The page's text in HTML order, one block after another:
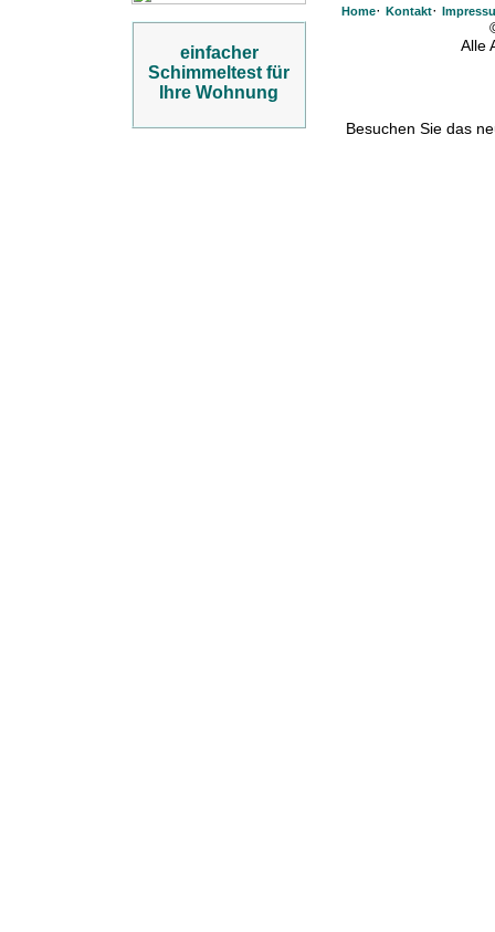
einfacher
Schimmeltest für
Ihre Wohnung
Home· Kontakt·
Alle
Besuchen Sie das